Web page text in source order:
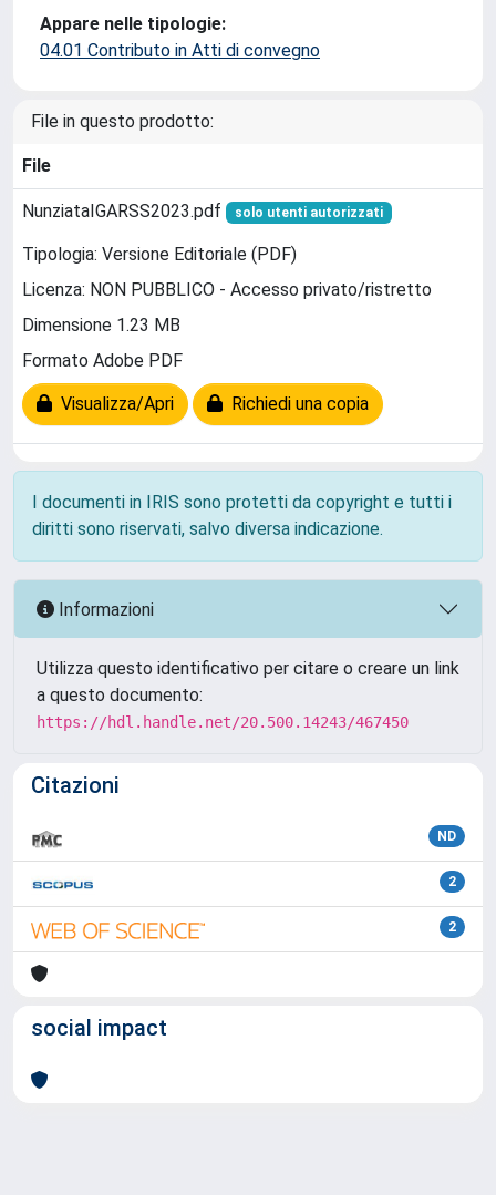
Appare nelle tipologie:
04.01 Contributo in Atti di convegno
File in questo prodotto:
File
NunziataIGARSS2023.pdf solo utenti autorizzati
Tipologia: Versione Editoriale (PDF)
Licenza: NON PUBBLICO - Accesso privato/ristretto
Dimensione 1.23 MB
Formato Adobe PDF
Visualizza/Apri Richiedi una copia
I documenti in IRIS sono protetti da copyright e tutti i
diritti sono riservati, salvo diversa indicazione.
Informazioni
Utilizza questo identificativo per citare o creare un link
a questo documento:
https://hdl.handle.net/20.500.14243/467450
Citazioni
ND
2
2
social impact